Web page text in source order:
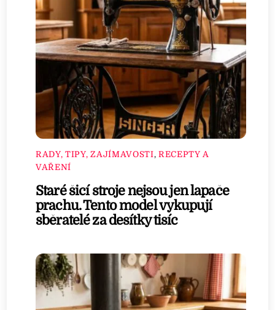
RADY, TIPY, ZAJÍMAVOSTI, RECEPTY A
VAŘENÍ
Staré šicí stroje nejsou jen lapače
prachu. Tento model vykupují
sběratelé za desítky tisíc